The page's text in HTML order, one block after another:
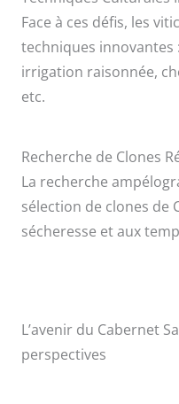
Face à ces défis, les
techniques innovantes
irrigation raisonnée,
etc.
Recherche de Clones
La recherche
sélection de clones de
sécheresse et aux
L’avenir du Cabernet
perspectives